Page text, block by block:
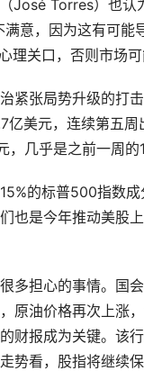
Torres）也认
意，因为这有可
理关口，否则市场
紧张局势升级的打
美元，连续第五
几乎是之前一周的
的标普500指数
也是今年推动美股
多担心的事情。国
原油价格再次上涨
财报成为关键。该
势看，股指将继续保